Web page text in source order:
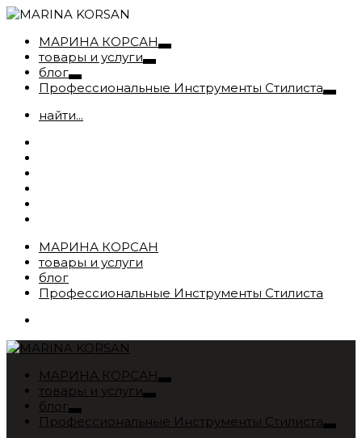
МАРИНА КОРСАН
товары и услуги
блог
Профессиональные Инструменты Стилиста
найти...
МАРИНА КОРСАН
товары и услуги
блог
Профессиональные Инструменты Стилиста
МАРИНА КОРСАН
товары и услуги
блог
Профессиональные Инструменты Стилиста